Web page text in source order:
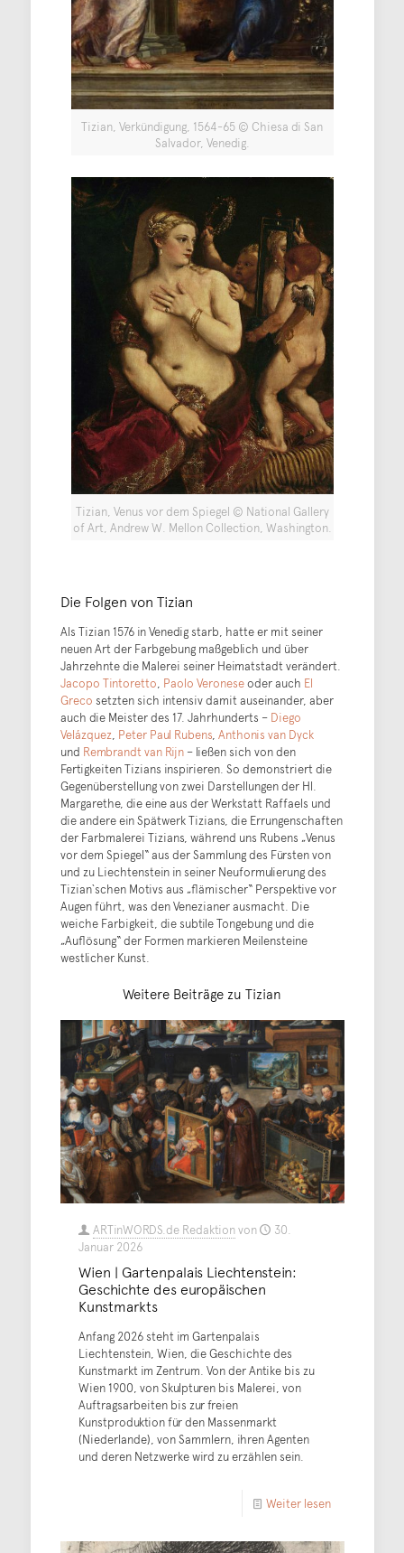
Tizian, Verkündigung, 1564-65 © Chiesa di San
Salvador, Venedig.
Tizian, Venus vor dem Spiegel © National Gallery
of Art, Andrew W. Mellon Collection, Washington.
Die Folgen von Tizian
Als Tizian 1576 in Venedig starb, hatte er mit seiner
neuen Art der Farbgebung maßgeblich und über
Jahrzehnte die Malerei seiner Heimatstadt verändert.
Jacopo Tintoretto, Paolo Veroneseoder auch El
Greco setzten sich intensiv damit auseinander, aber
auch die Meister des 17. Jahrhunderts – Diego
Velázquez, Peter Paul Rubens, Anthonis van Dyck
und Rembrandt van Rijn– ließen sich von den
Fertigkeiten Tizians inspirieren. So demonstriert die
Gegenüberstellung von zwei Darstellungen der Hl.
Margarethe, die eine aus der Werkstatt Raffaels und
die andere ein Spätwerk Tizians, die Errungenschaften
der Farbmalerei Tizians, während uns Rubens „Venus
vor dem Spiegel“ aus der Sammlung des Fürsten von
und zu Liechtenstein in seiner Neuformulierung des
Tizian`schen Motivs aus „flämischer“ Perspektive vor
Augen führt, was den Venezianer ausmacht. Die
weiche Farbigkeit, die subtile Tongebung und die
„Auflösung“ der Formen markieren Meilensteine
westlicher Kunst.
Weitere Beiträge zu Tizian
ARTinWORDS.de Redaktionvon
30.
Januar 2026
Wien | Gartenpalais Liechtenstein:
Geschichte des europäischen
Kunstmarkts
Anfang 2026 steht im Gartenpalais
Liechtenstein, Wien, die Geschichte des
Kunstmarkt im Zentrum. Von der Antike bis zu
Wien 1900, von Skulpturen bis Malerei, von
Auftragsarbeiten bis zur freien
Kunstproduktion für den Massenmarkt
(Niederlande), von Sammlern, ihren Agenten
und deren Netzwerke wird zu erzählen sein.
Weiter lesen